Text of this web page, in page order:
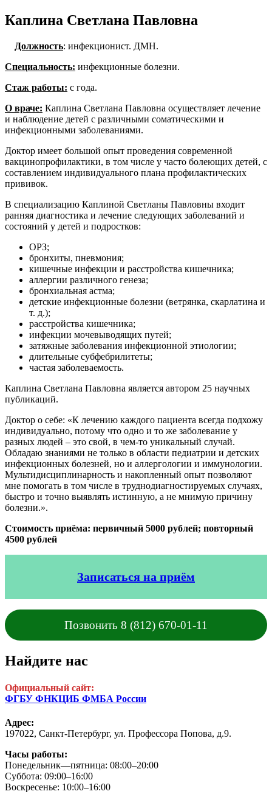
Каплина Светлана Павловна
Должность: инфекционист. ДМН.
Специальность: инфекционные болезни.
Стаж работы: с года.
О враче: Каплина Светлана Павловна осуществляет лечение
и наблюдение детей с различными соматическими и
инфекционными заболеваниями.
Доктор имеет большой опыт проведения современной
вакцинопрофилактики, в том числе у часто болеющих детей, с
составлением индивидуального плана профилактических
прививок.
В специализацию Каплиной Светланы Павловны входит
ранняя диагностика и лечение следующих заболеваний и
состояний у детей и подростков:
ОРЗ;
бронхиты, пневмония;
кишечные инфекции и расстройства кишечника;
аллергии различного генеза;
бронхиальная астма;
детские инфекционные болезни (ветрянка, скарлатина и
т. д.);
расстройства кишечника;
инфекции мочевыводящих путей;
затяжные заболевания инфекционной этиологии;
длительные субфебрилитеты;
частая заболеваемость.
Каплина Светлана Павловна является автором 25 научных
публикаций.
Доктор о себе: «К лечению каждого пациента всегда подхожу
индивидуально, потому что одно и то же заболевание у
разных людей – это свой, в чем-то уникальный случай.
Обладаю знаниями не только в области педиатрии и детских
инфекционных болезней, но и аллергологии и иммунологии.
Мультидисциплинарность и накопленный опыт позволяют
мне помогать в том числе в труднодиагностируемых случаях,
быстро и точно выявлять истинную, а не мнимую причину
болезни.».
Стоимость приёма: первичный 5000 рублей; повторный
4500 рублей
Записаться на приём
Позвонить 8 (812) 670-01-11
Найдите нас
Официальный сайт:
ФГБУ ФНКЦИБ ФМБА России
Адрес:
197022, Санкт-Петербург, ул. Профессора Попова, д.9.
Часы работы:
Понедельник—пятница: 08:00–20:00
Суббота: 09:00–16:00
Воскресенье: 10:00–16:00